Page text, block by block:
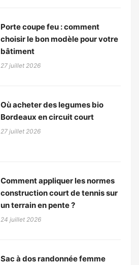
Porte coupe feu : comment
choisir le bon modèle pour votre
bâtiment
27 juillet 2026
Où acheter des legumes bio
Bordeaux en circuit court
27 juillet 2026
Comment appliquer les normes
construction court de tennis sur
un terrain en pente ?
24 juillet 2026
Sac à dos randonnée femme